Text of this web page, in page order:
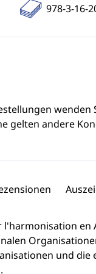
978-3-16-
gelten andere
und